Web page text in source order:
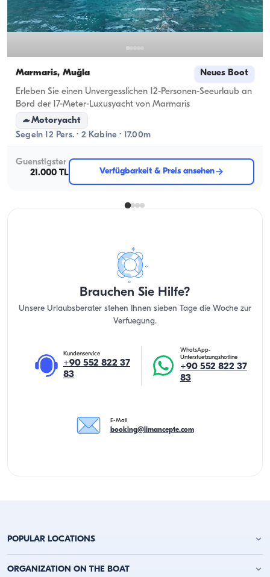
Marmaris, Muğla Neues Boot
Erleben Sie einen Unvergesslichen 12-Personen-Seeurlaub an
Bord der 17-Meter-Luxusyacht von Marmaris
Motoryacht
Segeln 12 Pers. · 2 Kabine · 17.00m
Guenstigster
21.000 TL
Verfügbarkeit & Preis ansehen
Brauchen Sie Hilfe?
Unsere Urlaubsberater stehen Ihnen sieben Tage die Woche zur
Verfuegung.
Kundenservice
+90 552 822 37
83
WhatsApp-
Unterstuetzungshotline
+90 552 822 37
83
E-Mail
booking@limancepte.com
POPULAR LOCATIONS
Yachtcharter Antalya
ORGANIZATION ON THE BOAT